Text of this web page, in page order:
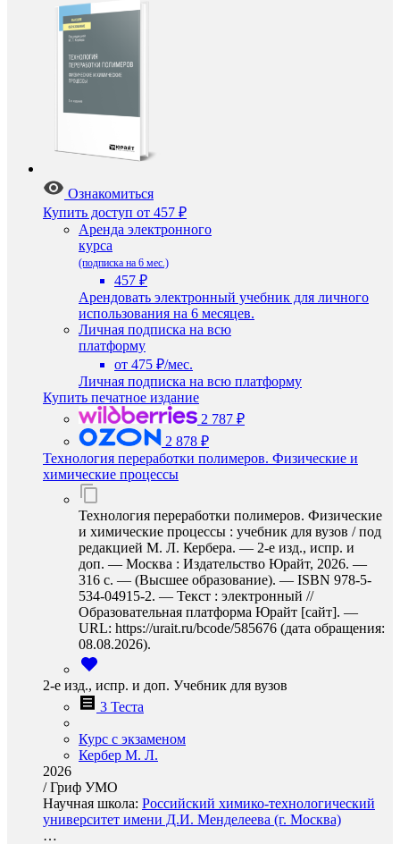
Ознакомиться
Купить доступ от 457 ₽
Аренда электронного
курса
(подписка на 6 мес.)
457 ₽
Арендовать электронный учебник для личного
использования на 6 месяцев.
Личная подписка на всю
платформу
от 475 ₽/мес.
Личная подписка на всю платформу
Купить печатное издание
2 787 ₽
2 878 ₽
Технология переработки полимеров. Физические и
химические процессы
Технология переработки полимеров. Физические
и химические процессы : учебник для вузов / под
редакцией М. Л. Кербера. — 2-е изд., испр. и
доп. — Москва : Издательство Юрайт, 2026. —
316 с. — (Высшее образование). — ISBN 978-5-
534-04915-2. — Текст : электронный //
Образовательная платформа Юрайт [сайт]. —
URL: https://urait.ru/bcode/585676 (дата обращения:
08.08.2026).
2-е изд., испр. и доп. Учебник для вузов
3 Теста
Курс с экзаменом
Кербер М. Л.
2026
/Гриф УМО
Научная школа: Российский химико-технологический
университет имени Д.И. Менделеева (г. Москва)
…